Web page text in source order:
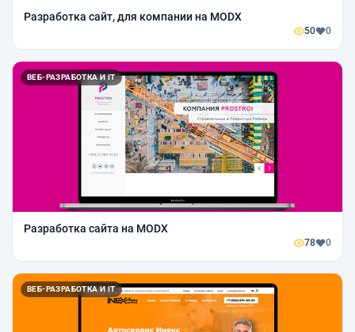
Разработка сайт, для компании на MODX
50 0
ВЕБ-РАЗРАБОТКА И IT
Разработка сайта на MODX
78 0
ВЕБ-РАЗРАБОТКА И IT